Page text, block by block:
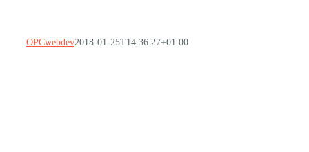
OPCwebdev2018-01-25T14:36:27+01:00